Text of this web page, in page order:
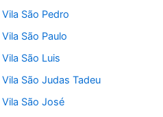
São Pedro
São Paulo
São Luis
São Judas Tadeu
São José